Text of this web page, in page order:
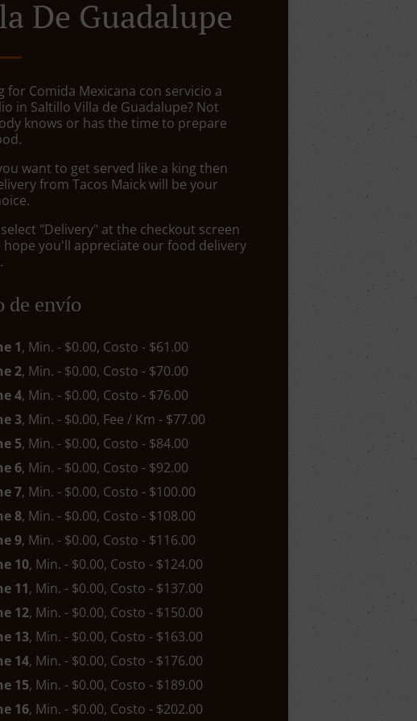
De Guadalupe
for Comida Mexicana con servicio a
in Saltillo Villa de Guadalupe? Not
knows or has the time to prepare
want to get served like a king then
from Tacos Maick will be your
"Delivery" at the checkout screen
hope you'll appreciate our food delivery
de envío
1, Min. - $0.00, Costo - $61.00
2, Min. - $0.00, Costo - $70.00
4, Min. - $0.00, Costo - $76.00
3, Min. - $0.00, Fee / Km - $77.00
5, Min. - $0.00, Costo - $84.00
6, Min. - $0.00, Costo - $92.00
7, Min. - $0.00, Costo - $100.00
8, Min. - $0.00, Costo - $108.00
9, Min. - $0.00, Costo - $116.00
10, Min. - $0.00, Costo - $124.00
11, Min. - $0.00, Costo - $137.00
12, Min. - $0.00, Costo - $150.00
13, Min. - $0.00, Costo - $163.00
14, Min. - $0.00, Costo - $176.00
15, Min. - $0.00, Costo - $189.00
16, Min. - $0.00, Costo - $202.00